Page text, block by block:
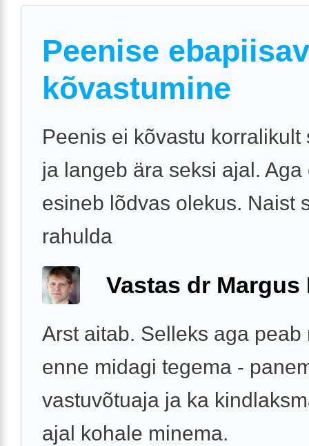
Peenise ebapiisav
kõvastumine
Peenis ei kõvastu korralikult
ja langeb ära seksi ajal. Aga
esineb lõdvas olekus. Naist
rahulda
Vastas dr Margus
Arst aitab. Selleks aga peab
enne midagi tegema -
vastuvõtuaja ja ka
ajal kohale minema.